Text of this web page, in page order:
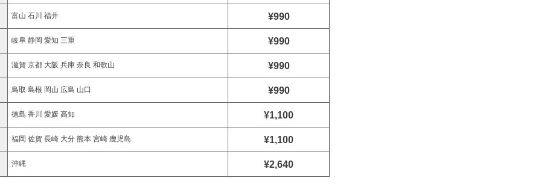
富山 石川 福井 ¥990
岐阜 静岡 愛知 三重 ¥990
滋賀 京都 大阪 兵庫 奈良 和歌山 ¥990
鳥取 島根 岡山 広島 山口 ¥990
徳島 香川 愛媛 高知 ¥1,100
福岡 佐賀 長崎 大分 熊本 宮崎 鹿児島 ¥1,100
沖縄 ¥2,640